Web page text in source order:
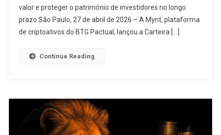
valor e proteger o patrimônio de investidores no longo
prazo São Paulo, 27 de abril de 2026 – A Mynt, plataforma
de criptoativos do BTG Pactual, lançou a Carteira […]
Continue Reading